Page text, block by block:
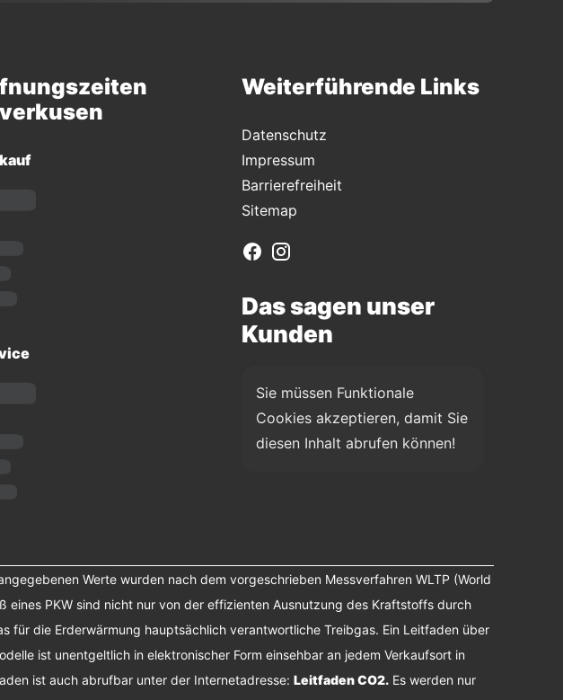
Weiterführende Links
Datenschutz
Impressum
Barrierefreiheit
Sitemap
Das sagen unser
Kunden
Sie müssen Funktionale
Cookies akzeptieren, damit Sie
diesen Inhalt abrufen können!
Werte wurden nach dem vorgeschrieben Messverfahren WLTP (World
PKW sind nicht nur von der effizienten Ausnutzung des Kraftstoffs durch
für die Erderwärmung hauptsächlich verantwortliche Treibgas. Ein Leitfaden über
ist unentgeltlich in elektronischer Form einsehbar an jedem Verkaufsort in
ist auch abrufbar unter der Internetadresse: Leitfaden CO2. Es werden nur